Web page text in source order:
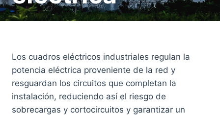
Los cuadros eléctricos industriales regulan la
potencia eléctrica proveniente de la red y
resguardan los circuitos que completan la
instalación, reduciendo así el riesgo de
sobrecargas y cortocircuitos y garantizar un